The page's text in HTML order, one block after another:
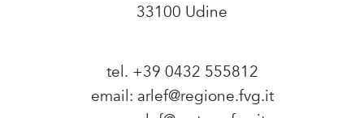
33100 Udine
tel. +39 0432 555812
email: arlef@regione.fvg.it